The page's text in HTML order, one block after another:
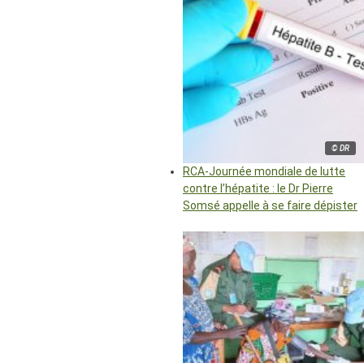
© DR
RCA-Journée mondiale de lutte
contre l’hépatite : le Dr Pierre
Somsé appelle à se faire dépister